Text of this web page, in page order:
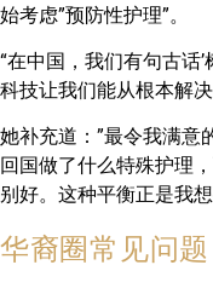
始考虑”预防性护理”。
“在中国，我们有句古话
科技让我们能从根本解
她补充道：”最令我满意
回国做了什么特殊护理
别好。这种平衡正是我
华裔圈常见问题